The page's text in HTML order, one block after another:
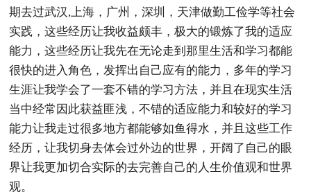
期去过武汉,上海，广州，深圳，天津做勤工俭学等社会
实践，这些经历让我收益颇丰，极大的锻炼了我的适应
能力，这些经历让我先在无论走到那里生活和学习都能
很快的进入角色，发挥出自己应有的能力，多年的学习
生涯让我学会了一套不错的学习方法，并且在现实生活
当中经常因此获益匪浅，不错的适应能力和较好的学习
能力让我走过很多地方都能够如鱼得水，并且这些工作
经历，让我切身去体会过外边的世界，开阔了自己的眼
界让我更加切合实际的去完善自己的人生价值观和世界
观。